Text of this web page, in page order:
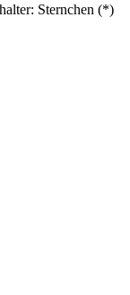
Sternchen (*)